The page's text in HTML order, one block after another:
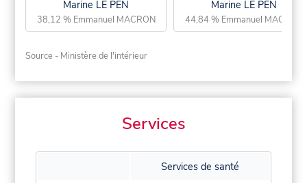
Marine LE PEN
38,12 % Emmanuel MACRON
Marine LE PEN
44,84 % Emmanuel MACRON
Source - Ministère de l'intérieur
Services
Services de santé